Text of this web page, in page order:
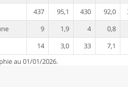
437 95,1 430 92,0
9 1,9 4
0,8
14 3,0 33
7,1
au 01/01/2026.